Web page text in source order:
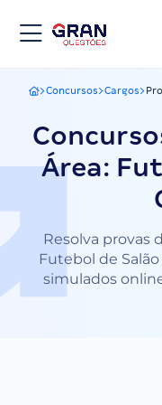
Gran Questões
Concursos Cargos
Área:
Resolva provas
Futebol de
simulados